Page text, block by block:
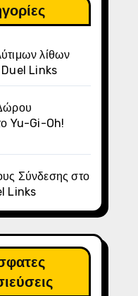
λίθων
Links
Yu-Gi-Oh!
Σύνδεσης στο
Links